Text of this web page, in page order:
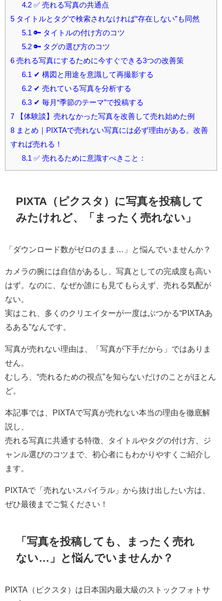
4.2✅ 売れる写真の共通点
5 タイトルとタグで検索されなければ“存在しない”も同然
5.1 🔑 タイトルの付け方のコツ
5.2🔑 タグの選び方のコツ
6 売れる写真にするために今すぐできる3つの改善策
6.1 ✔ 構図と用途を意識して再撮影する
6.2✔ 売れている写真を分析する
6.3✔ 毎月“季節のテーマ”で投稿する
7 【体験談】売れなかった写真を改善して売れ始めた例
8 まとめ｜PIXTAで売れない写真には必ず理由がある。改善
すれば売れる！
8.1 ✅ 売れるために意識すべきこと：
PIXTA（ピクスタ）に写真を投稿して
みたけれど、「まったく売れない」
「ダウンロード数がゼロのまま…」と悩んでいませんか？
カメラの腕には自信があるし、写真としての完成度も高い
はず。なのに、なぜか誰にも見てもらえず、売れる気配が
ない。
実はこれ、多くのクリエイターが一度はぶつかる“PIXTAあ
るある”なんです。
写真が売れない理由は、「写真が下手だから」ではありま
せん。
むしろ、“売れるための視点”を知らないだけのことがほとん
ど。
本記事では、PIXTAで写真が売れない本当の理由を徹底解
説し、
売れる写真に共通する特徴、タイトルやタグの付け方、ジ
ャンル選びのコツまで、初心者にもわかりやすくご紹介し
ます。
PIXTAで「売れないスパイラル」から抜け出したい方は、
ぜひ最後までご覧ください！
「写真を投稿しても、まったく売れ
ない…」と悩んでいませんか？
PIXTA（ピクスタ）は日本国内最大級のストックフォトサ